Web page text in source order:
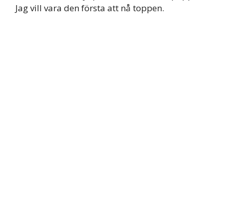
Jag vill vara den första att nå toppen.